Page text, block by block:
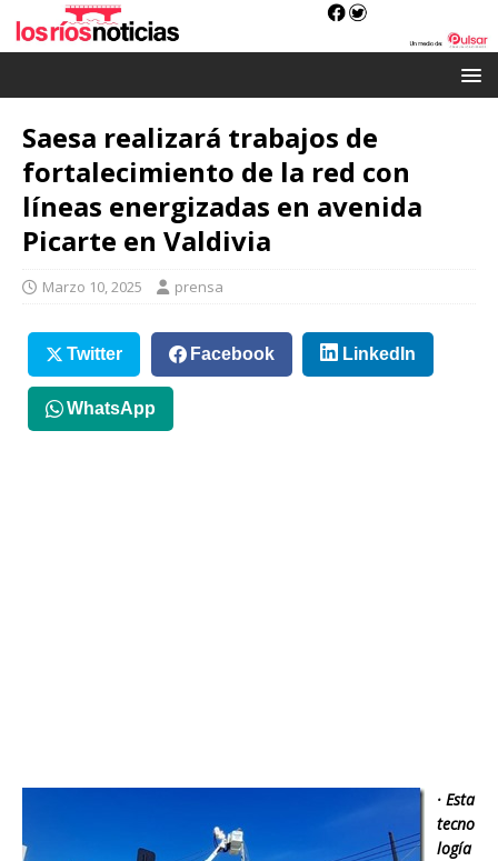
Saesa realizará trabajos de
fortalecimiento de la red con
líneas energizadas en avenida
Picarte en Valdivia
Marzo 10, 2025 prensa
Twitter Facebook LinkedIn
WhatsApp
· Esta
tecno
logía